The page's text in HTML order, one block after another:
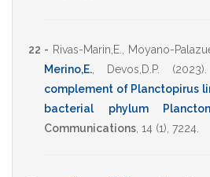
22 - Rivas-Marin,E. Moyano-
Merino,E.
Devos,D.P. (2023)
complement of Planctopirus
bacterial phylum
Communications 14 (1), 7224